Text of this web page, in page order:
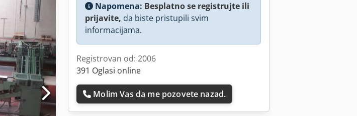
Napomena: Besplatno se registrujte ili
prijavite, da biste pristupili svim
informacijama.
Registrovan od: 2006
391 Oglasi online
Molim Vas da me pozovete nazad.